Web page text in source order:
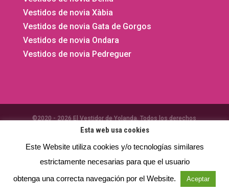
Vestidos de novia Xàbia
Vestidos de novia Gata de Gorgos
Vestidos de novia Ondara
Vestidos de novia Pedreguer
©2020 - 2026 El Vestidor de Yolanda. Todos los derechos
reservados.Privacidad- Aviso legal -
⚡TeamhostStudio
Esta web usa cookies
Este Website utiliza cookies y/o tecnologías similares
estrictamente necesarias para que el usuario
obtenga una correcta navegación por el Website.
Aceptar